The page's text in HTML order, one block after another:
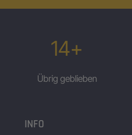
14+
Übrig geblieben
INFO